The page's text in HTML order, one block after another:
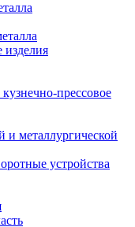
прессовое
и металлургической
устройства